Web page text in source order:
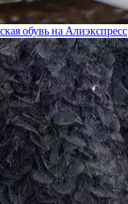
обувь на Алиэкспресс